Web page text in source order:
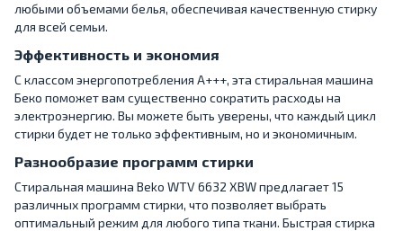
любыми объемами белья, обеспечивая качественную стирку
для всей семьи.
Эффективность и экономия
С классом энергопотребления A+++, эта стиральная машина
Беко поможет вам существенно сократить расходы на
электроэнергию. Вы можете быть уверены, что каждый цикл
стирки будет не только эффективным, но и экономичным.
Разнообразие программ стирки
Стиральная машина Beko WTV 6632 XBW предлагает 15
различных программ стирки, что позволяет выбрать
оптимальный режим для любого типа ткани. Быстрая стирка